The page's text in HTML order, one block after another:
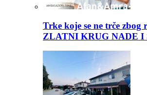
Trke koje se ne trče zbog
ZLATNI KRUG NADE I